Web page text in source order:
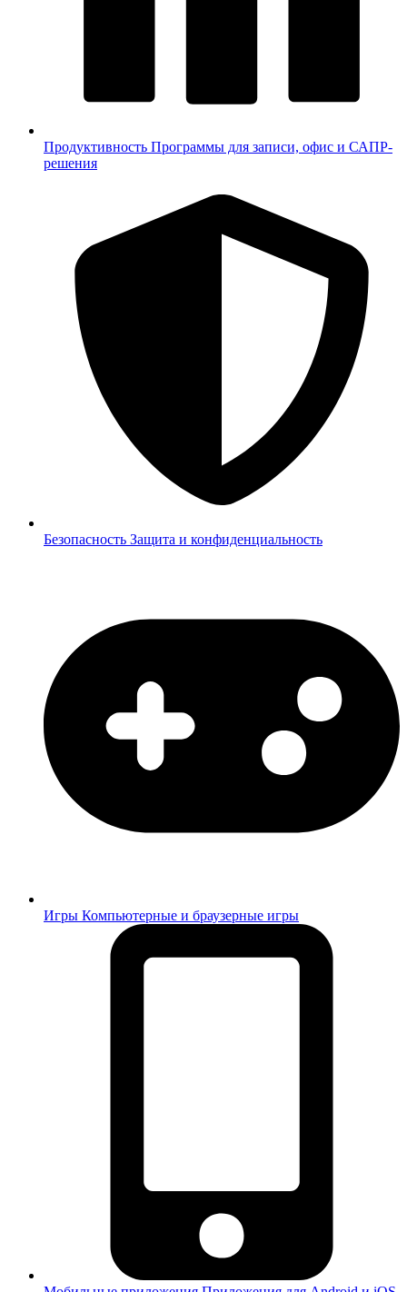
Продуктивность Программы для записи, офис и САПР-
решения
Безопасность Защита и конфиденциальность
Игры Компьютерные и браузерные игры